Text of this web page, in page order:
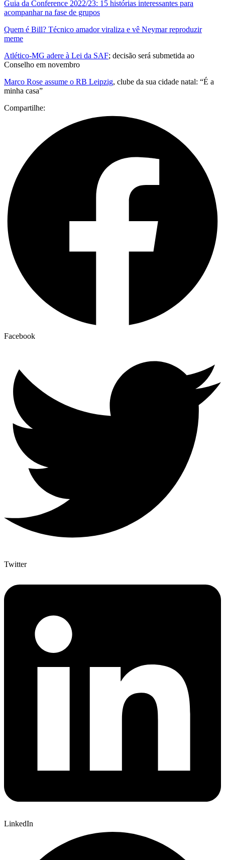
Guia da Conference 2022/23: 15 histórias interessantes para
acompanhar na fase de grupos
Quem é Bill? Técnico amador viraliza e vê Neymar reproduzir
meme
Atlético-MG adere à Lei da SAF; decisão será submetida ao
Conselho em novembro
Marco Rose assume o RB Leipzig, clube da sua cidade natal: “É a
minha casa”
Compartilhe:
Facebook
Twitter
LinkedIn